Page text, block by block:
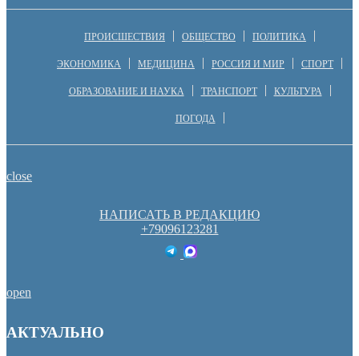
ПРОИСШЕСТВИЯ ОБЩЕСТВО ПОЛИТИКА
ЭКОНОМИКА МЕДИЦИНА РОССИЯ И МИР СПОРТ
ОБРАЗОВАНИЕ И НАУКА ТРАНСПОРТ КУЛЬТУРА
ПОГОДА
close
НАПИСАТЬ В РЕДАКЦИЮ
+79096123281
open
АКТУАЛЬНО